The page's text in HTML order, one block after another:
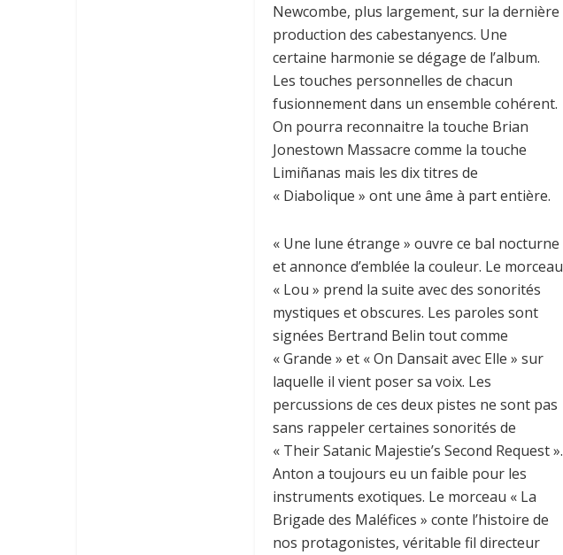
Newcombe, plus largement, sur la dernière
production des cabestanyencs. Une
certaine harmonie se dégage de l’album.
Les touches personnelles de chacun
fusionnement dans un ensemble cohérent.
On pourra reconnaitre la touche Brian
Jonestown Massacre comme la touche
Limiñanas mais les dix titres de
« Diabolique » ont une âme à part entière.
« Une lune étrange » ouvre ce bal nocturne
et annonce d’emblée la couleur. Le morceau
« Lou » prend la suite avec des sonorités
mystiques et obscures. Les paroles sont
signées Bertrand Belin tout comme
« Grande » et « On Dansait avec Elle » sur
laquelle il vient poser sa voix. Les
percussions de ces deux pistes ne sont pas
sans rappeler certaines sonorités de
« Their Satanic Majestie’s Second Request ».
Anton a toujours eu un faible pour les
instruments exotiques. Le morceau « La
Brigade des Maléfices » conte l’histoire de
nos protagonistes, véritable fil directeur